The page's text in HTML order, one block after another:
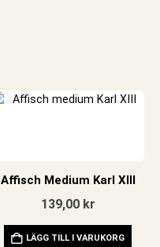
Affisch Medium Karl XIII
139,00 kr
LÄGG TILL I VARUKORG